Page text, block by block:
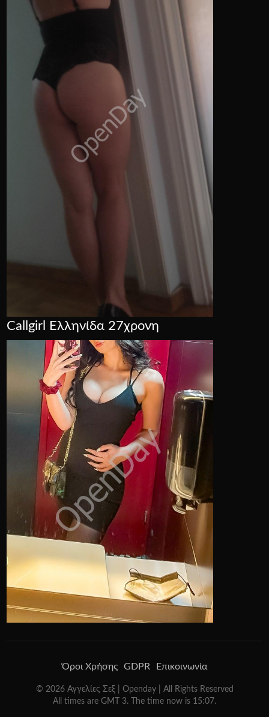
Callgirl Ελληνίδα 27χρονη
Όροι Χρήσης GDPR Επικοινωνία
© 2026 Αγγελίες Σεξ | Openday| All Rights Reserved
All times are GMT 3. The time now is 15:07.